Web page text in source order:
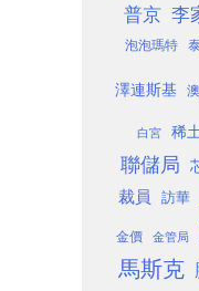
普京 李
泡泡瑪特
澤連斯基
白宮 稀
聯儲局
裁員 訪華
金價 金管局
馬斯克